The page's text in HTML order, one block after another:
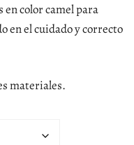
en color camel para
en el cuidado y correcto
materiales.